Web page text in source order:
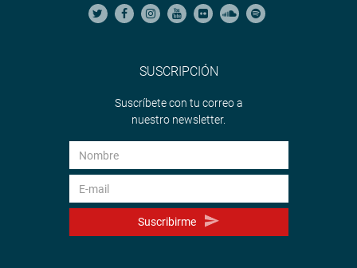
SUSCRIPCIÓN
Suscríbete con tu correo a
nuestro newsletter.
Suscribirme